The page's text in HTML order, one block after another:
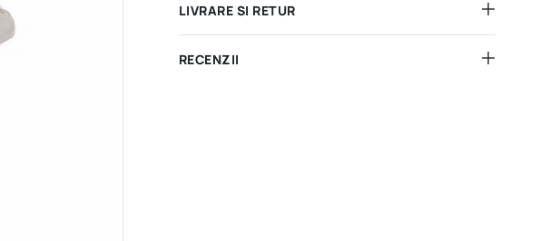
LIVRARE SI RETUR
RECENZII